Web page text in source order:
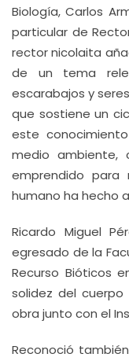
Biología, Carlos
particular de
rector nicolaita
de un tema
escarabajos y
que sostiene un
este
medio ambiente,
emprendido
humano ha hecho
Ricardo Miguel
egresado de la
Recurso Bióticos
solidez del
obra junto con el
Reconoció